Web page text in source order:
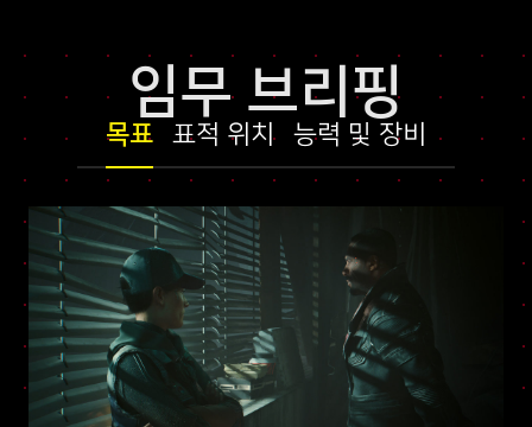
임무 브리핑
목표 표적 위치 능력 및 장비